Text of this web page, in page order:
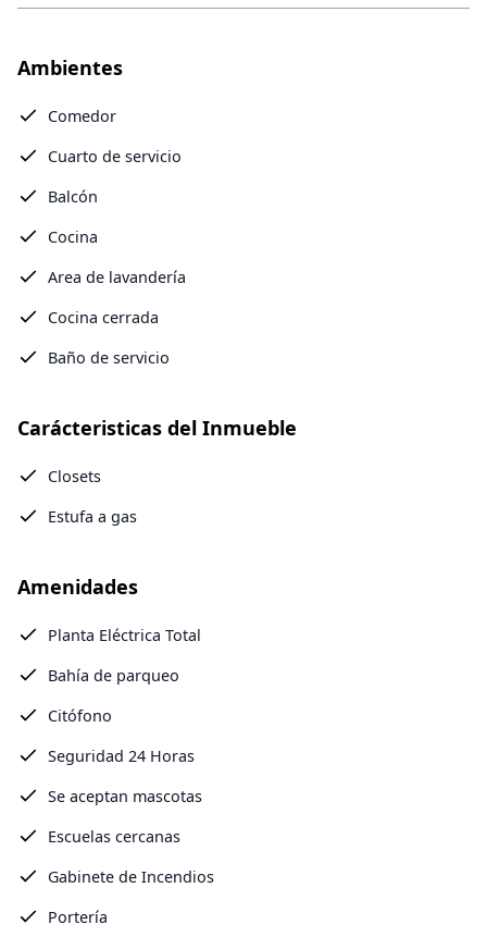
Ambientes
Comedor
Cuarto de servicio
Balcón
Cocina
Area de lavandería
Cocina cerrada
Baño de servicio
Carácteristicas del Inmueble
Closets
Estufa a gas
Amenidades
Planta Eléctrica Total
Bahía de parqueo
Citófono
Seguridad 24 Horas
Se aceptan mascotas
Escuelas cercanas
Gabinete de Incendios
Portería